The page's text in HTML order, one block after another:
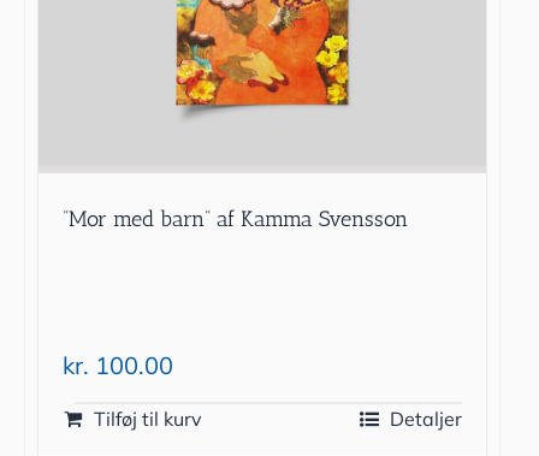
”Mor med barn” af Kamma Svensson
kr. 100.00
Tilføj til kurv Detaljer